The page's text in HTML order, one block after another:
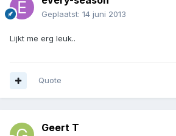
Geplaatst: 14 juni 2013
Lijkt me erg leuk..
Quote
Geert T